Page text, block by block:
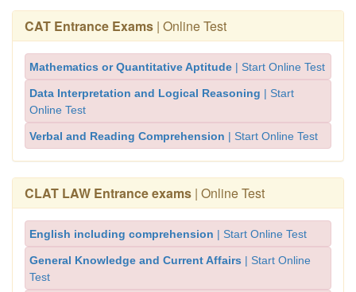
CAT Entrance Exams | Online Test
Mathematics or Quantitative Aptitude | Start Online Test
Data Interpretation and Logical Reasoning | Start
Online Test
Verbal and Reading Comprehension | Start Online Test
CLAT LAW Entrance exams | Online Test
English including comprehension | Start Online Test
General Knowledge and Current Affairs | Start Online
Test